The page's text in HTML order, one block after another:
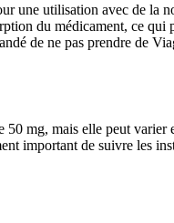
une utilisation avec de la
du médicament, ce qui
de ne pas prendre de
mg, mais elle peut varier
important de suivre les